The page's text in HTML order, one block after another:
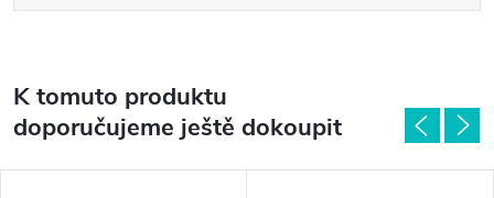
K tomuto produktu
doporučujeme ještě dokoupit